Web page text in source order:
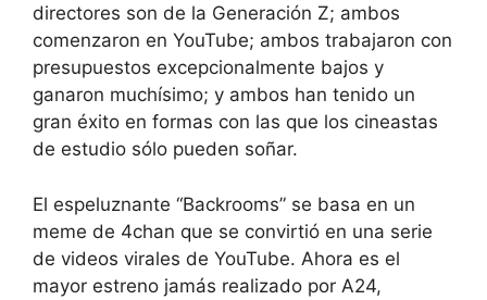
directores son de la Generación Z; ambos
comenzaron en YouTube; ambos trabajaron con
presupuestos excepcionalmente bajos y
ganaron muchísimo; y ambos han tenido un
gran éxito en formas con las que los cineastas
de estudio sólo pueden soñar.
El espeluznante “Backrooms” se basa en un
meme de 4chan que se convirtió en una serie
de videos virales de YouTube. Ahora es el
mayor estreno jamás realizado por A24,